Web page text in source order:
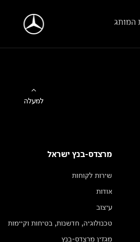
המותג
למעלה
מרצדס-בנץ ישראל
שירות לקוחות
אודות
עיצוב
טכנולוגיה, חדשנות, בטיחות וקיימות
מגזין מרצדס-בנץ